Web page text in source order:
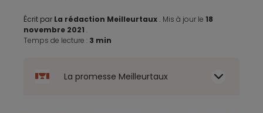
Écrit par La rédaction Meilleurtaux . Mis à jour le 18
novembre 2021 .
Temps de lecture : 3 min
La promesse Meilleurtaux